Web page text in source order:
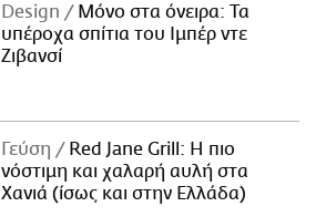
Design
Μόνο στα όνειρα: Τα
υπέροχα σπίτια του Ιμπέρ ντε
Ζιβανσί
Γεύση
Red Jane Grill: Η πιο
νόστιμη και χαλαρή αυλή στα
Χανιά (ίσως και στην Ελλάδα)